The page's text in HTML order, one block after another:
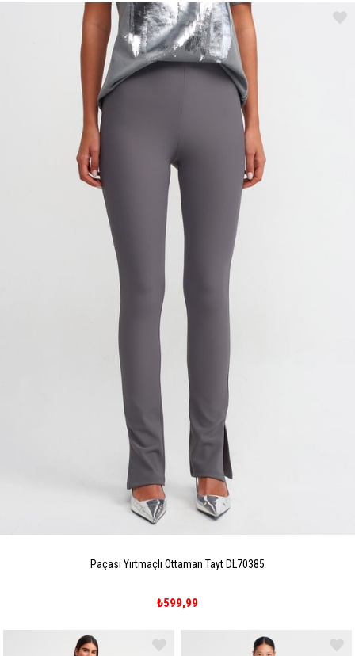
Paçası Yırtmaçlı Ottaman Tayt DL70385
₺599,99